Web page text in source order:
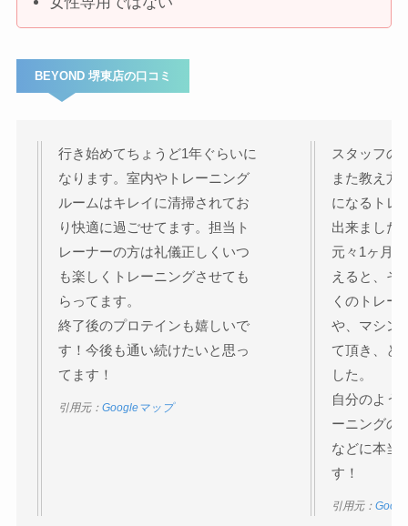
BEYOND 堺東店の口コミ
行き始めてちょうど1年ぐらいに
なります。室内やトレーニング
ルームはキレイに清掃されてお
り快適に過ごせてます。担当ト
レーナーの方は礼儀正しくいつ
も楽しくトレーニングさせても
らってます。
終了後のプロテインも嬉しいで
す！今後も通い続けたいと思っ
てます！
引用元： Googleマップ
スタッフの
また教え方
になるトレ
出来ました
元々1ヶ月
えると、そ
くのトレー
や、マシン
て頂き、と
した。
自分のよう
ーニングの
などに本当
す！
引用元：